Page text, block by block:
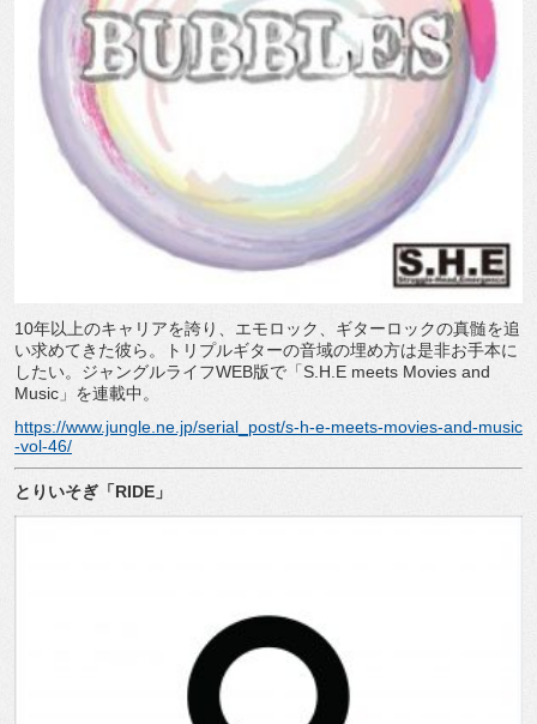
10年以上のキャリアを誇り、エモロック、ギターロックの真髄を追
い求めてきた彼ら。トリプルギターの音域の埋め方は是非お手本に
したい。ジャングルライフWEB版で「S.H.E meets Movies and
Music 」を連載中。
https://www.jungle.ne.jp/serial_post/s-h-e-meets-movies-and-music
-vol-46/
とりいそぎ「RIDE 」